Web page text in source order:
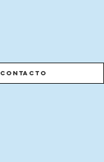
Contacto